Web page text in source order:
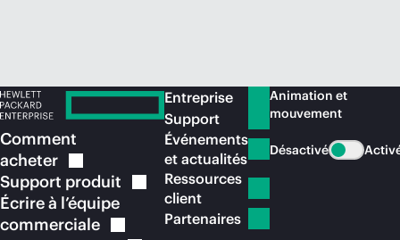
Comment
acheter
Support produit
Écrire à l’équipe
commerciale
Entreprise
Support
Événements
et actualités
Ressources
client
Partenaires
Animation et
mouvement
Désactivé